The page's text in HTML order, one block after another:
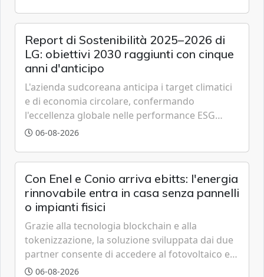
Report di Sostenibilità 2025–2026 di
LG: obiettivi 2030 raggiunti con cinque
anni d'anticipo
L'azienda sudcoreana anticipa i target climatici
e di economia circolare, confermando
l'eccellenza globale nelle performance ESG
grazie a innovazione, accessibilità e governance
06-08-2026
Con Enel e Conio arriva ebitts: l'energia
rinnovabile entra in casa senza pannelli
o impianti fisici
Grazie alla tecnologia blockchain e alla
tokenizzazione, la soluzione sviluppata dai due
partner consente di accedere al fotovoltaico e
all'eolico ottenendo risparmi diretti in bolletta,
06-08-2026